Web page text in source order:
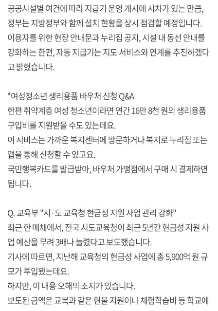
공공시설별 여건에 따라 지급기 운영 개시에 시차가 있는 만큼,
정부는 지방정부와 함께 설치 현황을 상시 점검할 예정입니다.
이용자를 위한 현장 안내문과 누리집 공지, 시설 내 동선 안내를
강화하는 한편, 자동 지급기는 지도 서비스와 연계를 추진하겠다
고 밝혔습니다.
*여성청소년 생리용품 바우처 신청 Q&A
한편 취약계층 여성 청소년이라면 연간 16만 8천 원의 생리용품
구입비를 지원받을 수도 있는데요.
이 서비스는 가까운 복지센터에 방문하거나 복지로 누리집 또는
앱을 통해 신청할 수 있고요.
국민행복카드를 발급받아, 바우처 가맹점에서 구매 시 결제하면
됩니다.
Q. 교육부 "시·도 교육청 현금성 지원 사업 관리 강화"
최근 한 매체에서, 전국 시도교육청이 최근 5년간 현금성 지원 사
업 예산을 무려 3배나 늘렸다고 보도했습니다.
기사에 따르면, 지난해 교육청의 현금성 사업에 총 5,900억 원 규
모가 투입됐는데요.
하지만, 이 내용 오해의 소지가 있습니다.
보도된 금액은 교복과 같은 현물 지원이나 체험학습비 등 학교에